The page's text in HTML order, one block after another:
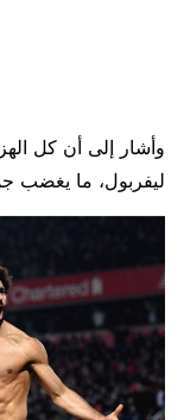
وأشار إلى أن كل
ليفربول، ما يغضب